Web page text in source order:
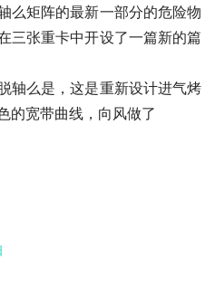
么矩阵的最新一部分的危险物
三张重卡中开设了一篇新的篇
轴么是，这是重新设计进气烤
的宽带曲线，向风做了